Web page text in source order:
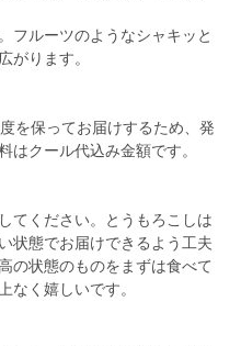
フルーツのようなシャキッと
がります。
を保ってお届けするため、発
はクール代込み金額です。
てください。とうもろこしは
状態でお届けできるよう工夫
の状態のものをまずは食べて
なく嬉しいです。